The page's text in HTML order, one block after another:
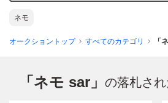
ネモ
オークショントップ すべてのカテゴリ 「
「ネモ sar」 の落札さ